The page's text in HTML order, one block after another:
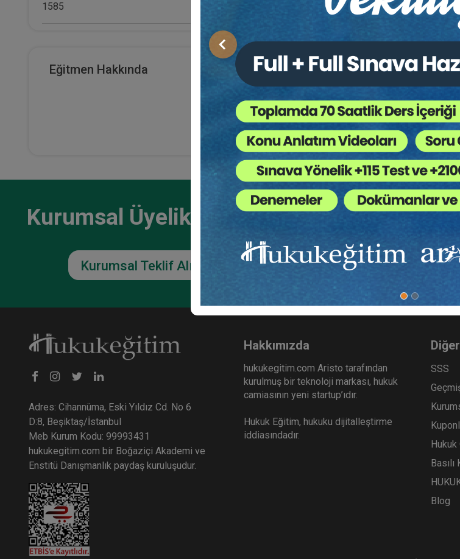
Önceki
1585
Eğitmen Hakkında
Kurumsal Üyelikler İçin
Kurumsal Teklif Alın
Ekibinizin hukuk bilgisini
Ekibinize, Hukuk Eğitim’in
sınırsız erişim imkanı sunun.
Adres: Cihannüma, Eski Yıldız Cd. No 6
D:8, Beşiktaş/İstanbul
Meb Kurum Kodu: 99993431
hukukegitim.com bir Boğaziçi Akademi ve
Enstitü Danışmanlık paydaş kuruluşudur.
Hakkımızda
hukukegitim.com Aristo tarafından
kurulmuş bir teknoloji markası, hukuk
camiasının yeni startup’ıdır.
Hukuk Eğitim, hukuku dijitalleştirme
iddiasındadır.
SSS
Hukuk
Blog